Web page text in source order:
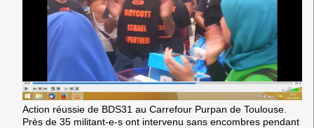
Action réussie de BDS31 au Carrefour Purpan de Toulouse.
Près de 35 militant-e-s ont intervenu sans encombres pendant